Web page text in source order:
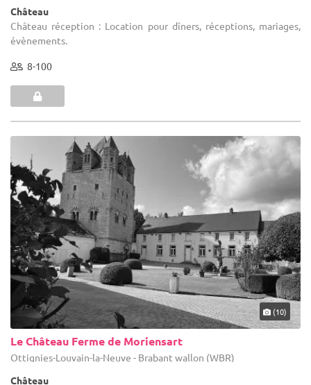
Château
Château réception : Location pour dîners, réceptions, mariages,
évènements.
8-100
(10)
Le Château Ferme de Moriensart
Ottignies-Louvain-la-Neuve - Brabant wallon (WBR)
Château